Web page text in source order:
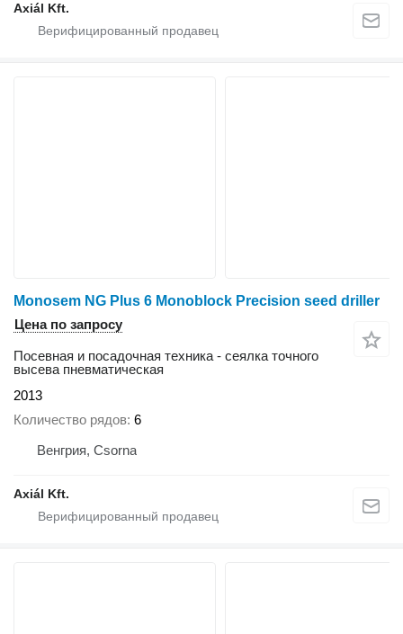
Axiál Kft.
Monosem NG Plus 6 Monoblock Precision seed driller
Цена по запросу
Посевная и посадочная техника - сеялка точного
высева пневматическая
2013
Количество рядов 6
Венгрия, Csorna
Axiál Kft.